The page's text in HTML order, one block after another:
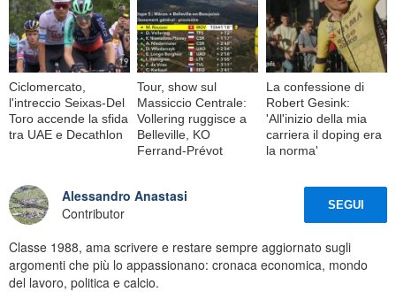
Ciclomercato,
l'intreccio Seixas-Del
Toro accende la sfida
tra UAE e Decathlon
Tour, show sul
Massiccio Centrale:
Vollering ruggisce a
Belleville, KO
Ferrand-Prévot
La confessione di
Robert Gesink:
'All'inizio della mia
carriera il doping era
la norma'
Alessandro Anastasi
Contributor
SEGUI
Classe 1988, ama scrivere e restare sempre aggiornato sugli
argomenti che più lo appassionano: cronaca economica, mondo
del lavoro, politica e calcio.